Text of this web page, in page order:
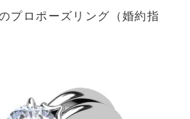
プロポーズリング（婚約指